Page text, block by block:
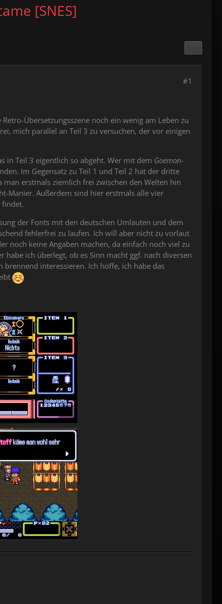
[SNES]
#1
Übersetzungsszene noch ein wenig am Leben zu
mich parallel an Teil 3 zu versuchen, der vor einigen
in Teil 3 eigentlich so abgeht. Wer mit dem Goemon-
Im Gegensatz zu Teil 1 und Teil 2 hat der dritte
erstmals ziemlich frei zwischen den Welten hin
Manier. Außerdem sind hier erstmals alle vier
findet.
der Fonts mit den deutschen Umlauten und dem
fehlerfrei zu laufen. Ich will aber nicht zu vorlaut
noch keine Angaben machen, da einfach noch viel zu
ich überlegt, ob es Sinn macht ggf. nach diversen
brennend interessieren. Ich hoffe, ich habe das